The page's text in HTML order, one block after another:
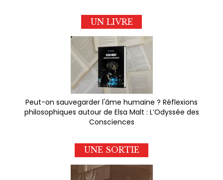
UN LIVRE
Peut-on sauvegarder l'âme humaine ? Réflexions
philosophiques autour de Elsa Malt : L’Odyssée des
Consciences
UNE SORTIE